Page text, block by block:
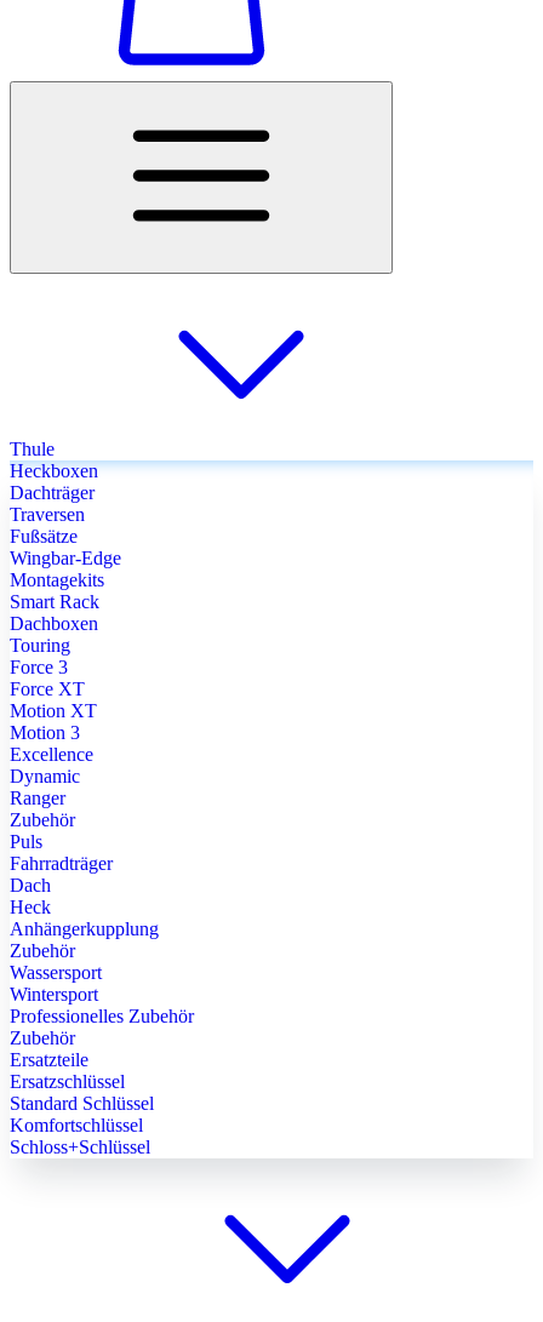
Thule
Heckboxen
Dachträger
Traversen
Fußsätze
Wingbar-Edge
Montagekits
Smart Rack
Dachboxen
Touring
Force 3
Force XT
Motion XT
Motion 3
Excellence
Dynamic
Ranger
Zubehör
Puls
Fahrradträger
Dach
Heck
Anhängerkupplung
Zubehör
Wassersport
Wintersport
Professionelles Zubehör
Zubehör
Ersatzteile
Ersatzschlüssel
Standard Schlüssel
Komfortschlüssel
Schloss+Schlüssel